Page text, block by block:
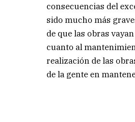
consecuencias del
sido mucho más
de que las obras
cuanto al
realización de las
de la gente en